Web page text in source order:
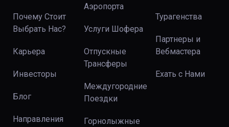
Почему Стоит
Выбрать Нас?
Карьера
Инвесторы
Блог
Направления
Аэропорта
Услуги Шофера
Отпускные
Трансферы
Междугородние
Поездки
Горнолыжные
Турагенства
Партнеры и
Вебмастера
Ехать с Нами